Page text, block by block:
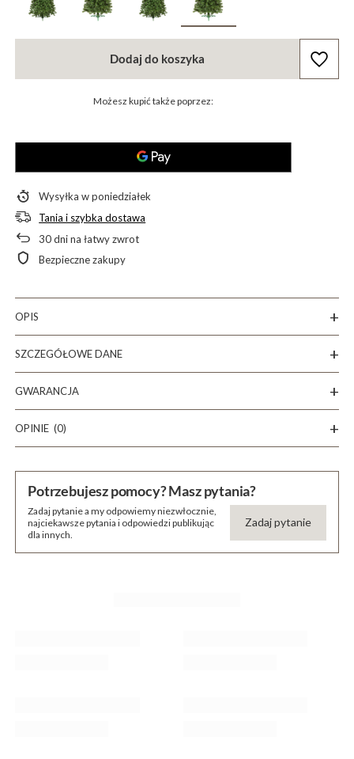
Dodaj do koszyka
Możesz kupić także poprzez:
Wysyłkaw poniedziałek
Tania i szybka dostawa
30dni na łatwy zwrot
Bezpieczne zakupy
OPIS
SZCZEGÓŁOWE DANE
GWARANCJA
OPINIE (0)
Potrzebujesz pomocy? Masz pytania?
Zadaj pytanie a my odpowiemy niezwłocznie,
najciekawsze pytania i odpowiedzi publikując
dla innych.
Zadaj pytanie